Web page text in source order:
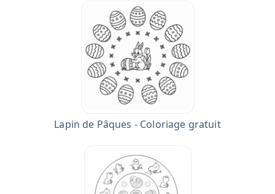
Lapin de Pâques - Coloriage gratuit